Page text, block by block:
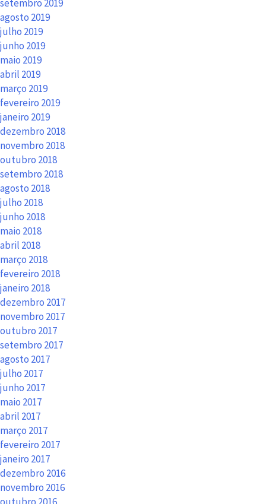
setembro 2019
agosto 2019
julho 2019
junho 2019
maio 2019
abril 2019
março 2019
fevereiro 2019
janeiro 2019
dezembro 2018
novembro 2018
outubro 2018
setembro 2018
agosto 2018
julho 2018
junho 2018
maio 2018
abril 2018
março 2018
fevereiro 2018
janeiro 2018
dezembro 2017
novembro 2017
outubro 2017
setembro 2017
agosto 2017
julho 2017
junho 2017
maio 2017
abril 2017
março 2017
fevereiro 2017
janeiro 2017
dezembro 2016
novembro 2016